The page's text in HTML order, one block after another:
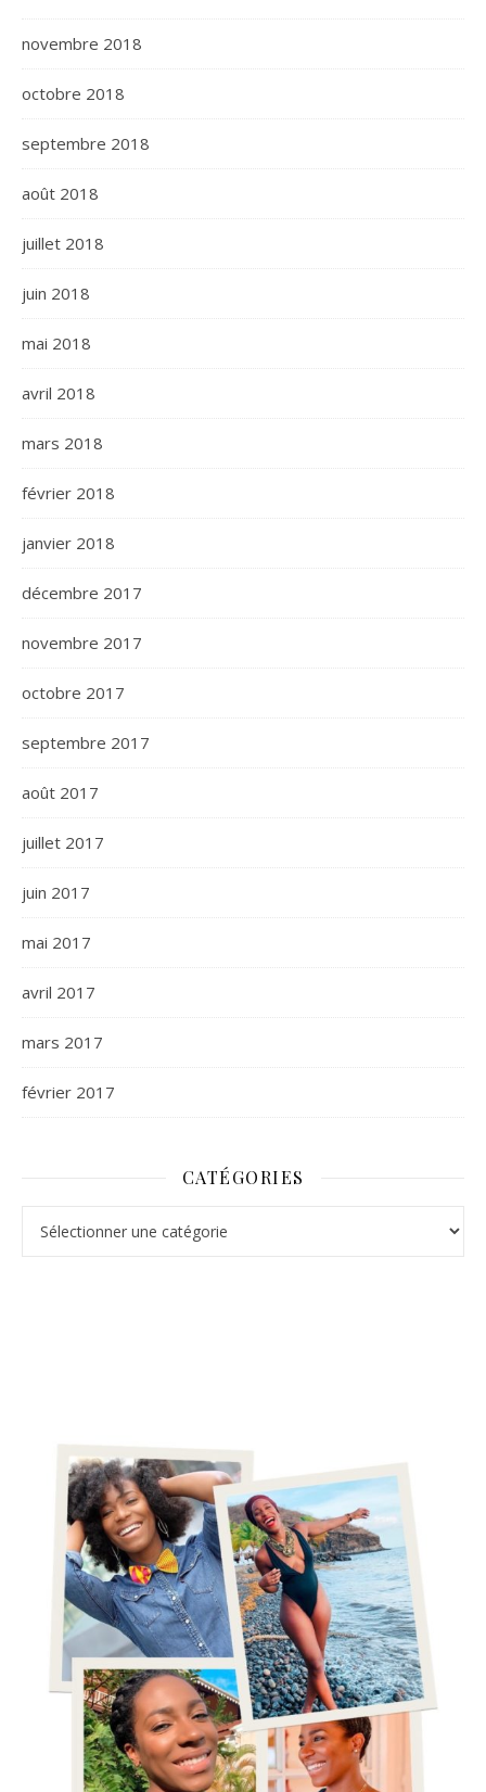
novembre 2018
octobre 2018
septembre 2018
août 2018
juillet 2018
juin 2018
mai 2018
avril 2018
mars 2018
février 2018
janvier 2018
décembre 2017
novembre 2017
octobre 2017
septembre 2017
août 2017
juillet 2017
juin 2017
mai 2017
avril 2017
mars 2017
février 2017
CATÉGORIES